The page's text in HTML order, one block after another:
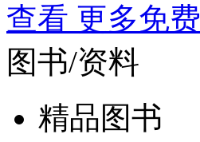
查看 更多免
图书/资料
精品图书